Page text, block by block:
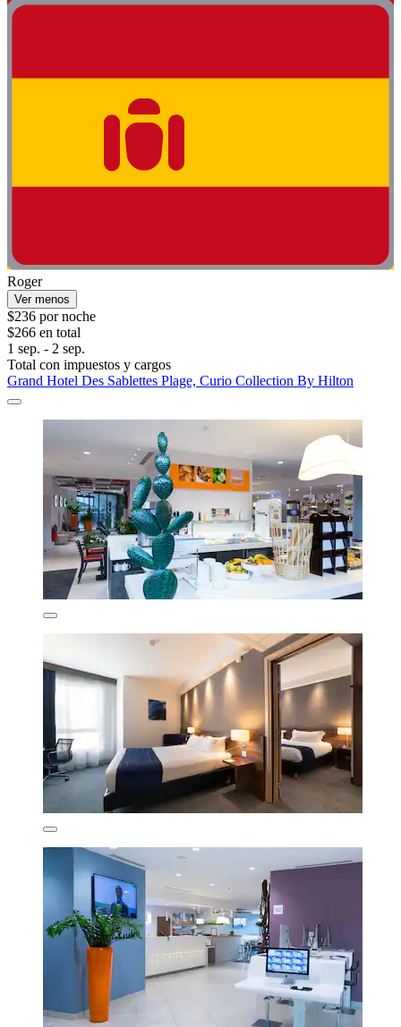
Roger
Ver menos
$236 por noche
$266 en total
1 sep. - 2 sep.
Total con impuestos y cargos
Grand Hotel Des Sablettes Plage, Curio Collection By Hilton